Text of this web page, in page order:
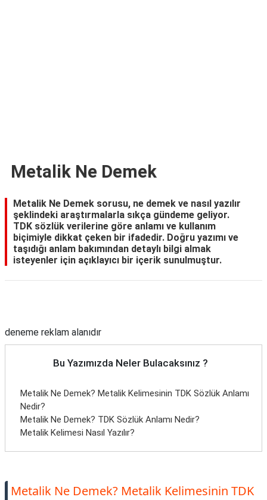
Metalik Ne Demek
Metalik Ne Demek sorusu, ne demek ve nasıl yazılır
şeklindeki araştırmalarla sıkça gündeme geliyor.
TDK sözlük verilerine göre anlamı ve kullanım
biçimiyle dikkat çeken bir ifadedir. Doğru yazımı ve
taşıdığı anlam bakımından detaylı bilgi almak
isteyenler için açıklayıcı bir içerik sunulmuştur.
deneme reklam alanıdır
Bu Yazımızda Neler Bulacaksınız ?
Metalik Ne Demek? Metalik Kelimesinin TDK Sözlük Anlamı
Nedir?
Metalik Ne Demek? TDK Sözlük Anlamı Nedir?
Metalik Kelimesi Nasıl Yazılır?
Metalik Ne Demek? Metalik Kelimesinin TDK